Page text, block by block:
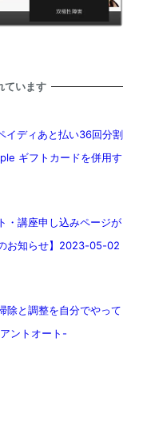
ています
イディあと払い36回分割
ギフトカードを併用す
・講座申し込みページが
お知らせ】2023-05-02
除と調整を自分でやって
ントオート-